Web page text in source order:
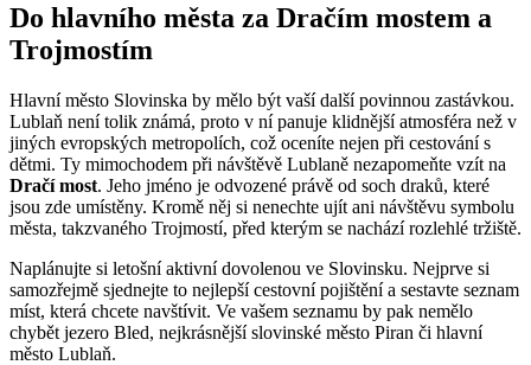
Do hlavního města za Dračím mostem a
Trojmostím
Hlavní město Slovinska by mělo být vaší další povinnou zastávkou.
Lublaň není tolik známá, proto v ní panuje klidnější atmosféra než v
jiných evropských metropolích, což oceníte nejen při cestování s
dětmi. Ty mimochodem při návštěvě Lublaně nezapomeňte vzít na
Dračí most. Jeho jméno je odvozené právě od soch draků, které
jsou zde umístěny. Kromě něj si nenechte ujít ani návštěvu symbolu
města, takzvaného Trojmostí, před kterým se nachází rozlehlé tržiště.
Naplánujte si letošní aktivní dovolenou ve Slovinsku. Nejprve si
samozřejmě sjednejte to nejlepší cestovní pojištění a sestavte seznam
míst, která chcete navštívit. Ve vašem seznamu by pak nemělo
chybět jezero Bled, nejkrásnější slovinské město Piran či hlavní
město Lublaň.